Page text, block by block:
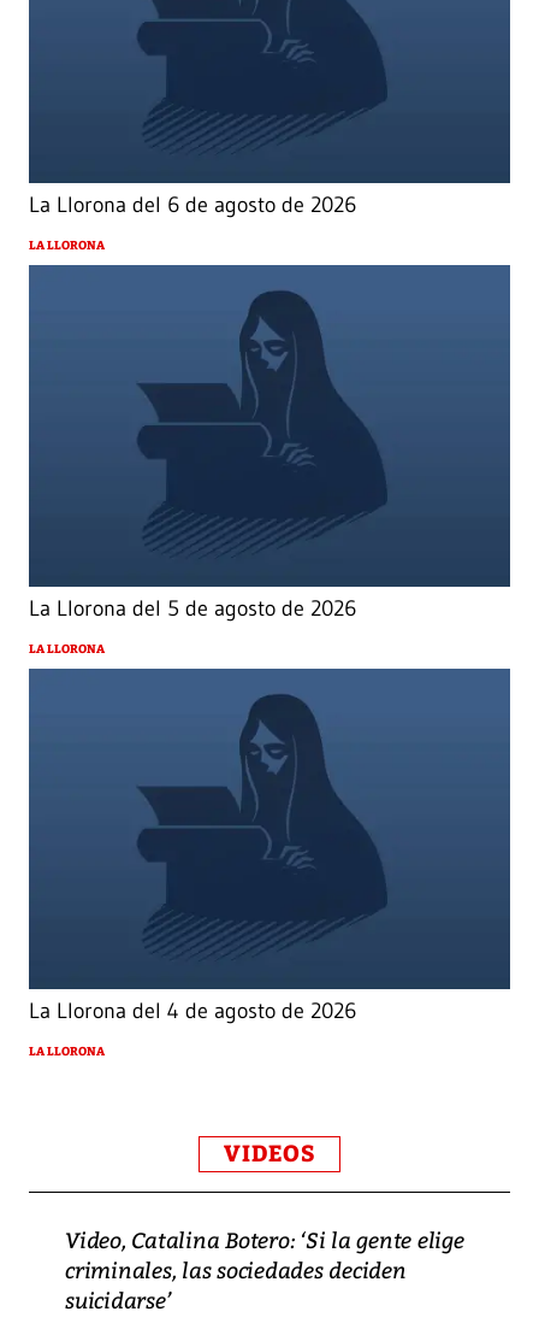
La Llorona del 6 de agosto de 2026
LA LLORONA
La Llorona del 5 de agosto de 2026
LA LLORONA
La Llorona del 4 de agosto de 2026
LA LLORONA
VIDEOS
Video, Catalina Botero: ‘Si la gente elige
criminales, las sociedades deciden
suicidarse’